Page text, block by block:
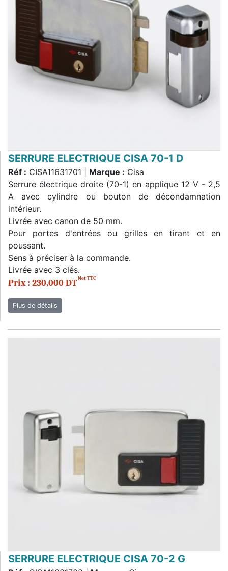
SERRURE ELECTRIQUE CISA 70-1 D
Réf : CISA11631701 | Marque : Cisa
Serrure électrique droite (70-1) en applique 12 V - 2,5
A avec cylindre ou bouton de décondamnation
intérieur.
Livrée avec canon de 50 mm.
Pour portes d'entrées ou grilles en tirant et en
poussant.
Sens à préciser à la commande.
Livrée avec 3 clés.
Prix : 230,000 DTNet TTC
Plus de détails
SERRURE ELECTRIQUE CISA 70-2 G